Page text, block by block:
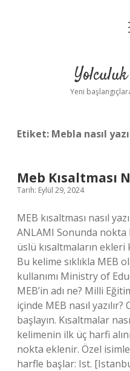
Yeni
Etiket: Mebla nasıl
Meb Kısaltması
Tarih: Eylül 29, 2024
MEB kısaltması nasıl
ANLAMI Sonunda nokta
üslü kısaltmaların ekleri
Bu kelime sıklıkla MEB
kullanımı Ministry of
MEB’in adı ne? Milli
içinde MEB nasıl
başlayın. Kısaltmalar
kelimenin ilk üç harfi
nokta eklenir. Özel
harfle başlar: Ist.